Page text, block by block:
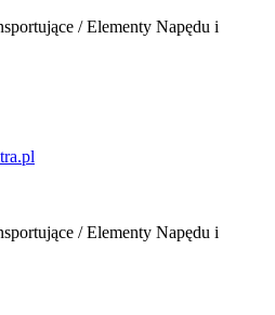
/ Elementy Napędu i
/ Elementy Napędu i